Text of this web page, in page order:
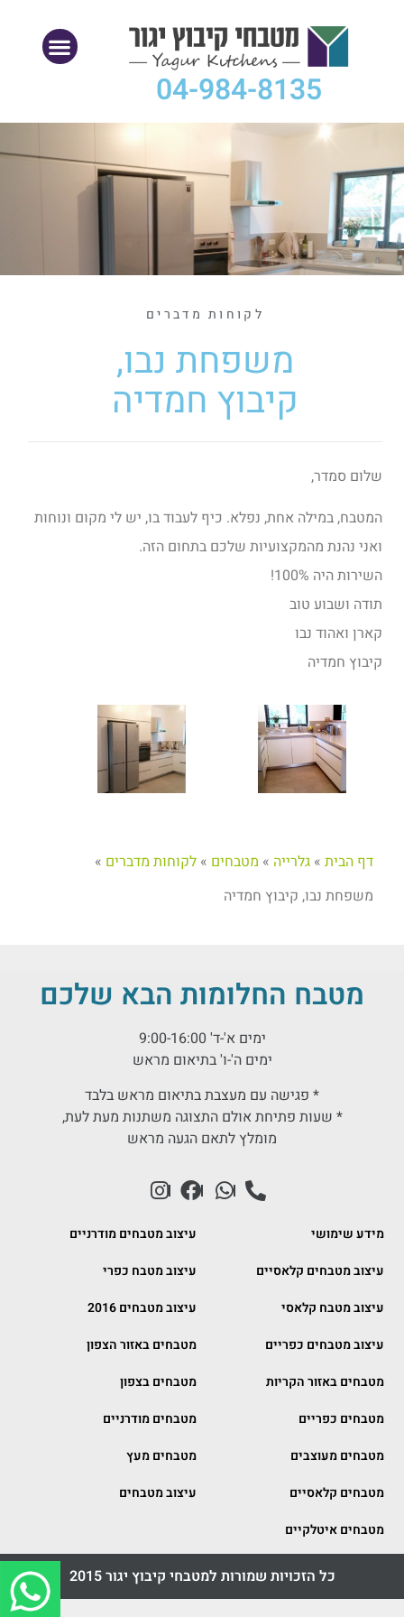
04-984-8135
לקוחות מדברים
משפחת נבו,
קיבוץ חמדיה
שלום סמדר,
המטבח, במילה אחת, נפלא. כיף לעבוד בו, יש לי מקום ונוחות
ואני נהנת מהמקצועיות שלכם בתחום הזה.
השירות היה 100%!
תודה ושבוע טוב
קארן ואהוד נבו
קיבוץ חמדיה
דף הבית » גלרייה » מטבחים » לקוחות מדברים »
משפחת נבו, קיבוץ חמדיה
מטבח החלומות הבא שלכם
ימים א'-ד' 9:00-16:00
ימים ה'-ו' בתיאום מראש
* פגישה עם מעצבת בתיאום מראש בלבד
* שעות פתיחת אולם התצוגה משתנות מעת לעת,
מומלץ לתאם הגעה מראש
מידע שימושי
עיצוב מטבחים מודרניים
עיצוב מטבחים קלאסיים
עיצוב מטבח כפרי
עיצוב מטבח קלאסי
עיצוב מטבחים 2016
עיצוב מטבחים כפריים
מטבחים באזור הצפון
מטבחים באזור הקריות
מטבחים בצפון
מטבחים כפריים
מטבחים מודרניים
מטבחים מעוצבים
מטבחים מעץ
מטבחים קלאסיים
עיצוב מטבחים
מטבחים איטלקיים
כל הזכויות שמורות למטבחי קיבוץ יגור 2015